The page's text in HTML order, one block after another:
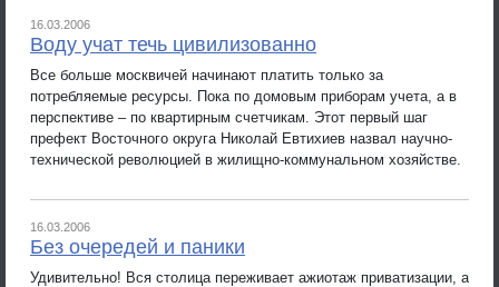
16.03.2006
Воду учат течь цивилизованно
Все больше москвичей начинают платить только за
потребляемые ресурсы. Пока по домовым приборам учета, а в
перспективе – по квартирным счетчикам. Этот первый шаг
префект Восточного округа Николай Евтихиев назвал научно-
технической революцией в жилищно-коммунальном хозяйстве.
16.03.2006
Без очередей и паники
Удивительно! Вся столица переживает ажиотаж приватизации, а